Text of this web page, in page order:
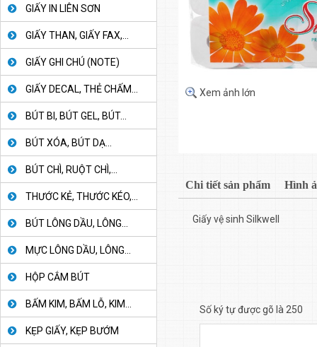
GIẤY IN LIÊN SƠN
GIẤY THAN, GIẤY FAX,...
GIẤY GHI CHÚ (NOTE)
GIẤY DECAL, THẺ CHẤM...
BÚT BI, BÚT GEL, BÚT...
BÚT XÓA, BÚT DẠ...
BÚT CHÌ, RUỘT CHÌ,...
THƯỚC KẺ, THƯỚC KÉO,...
BÚT LÔNG DẦU, LÔNG...
MỰC LÔNG DẦU, LÔNG...
HỘP CẮM BÚT
BẤM KIM, BẤM LỖ, KIM...
KẸP GIẤY, KẸP BƯỚM
Xem ảnh lớn
Chi tiết sản phẩm Hình
Giấy vệ sinh Silkwell
Số ký tự được gõ là 250